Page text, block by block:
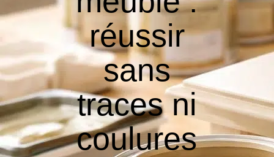
réussir
sans
traces ni
coulures